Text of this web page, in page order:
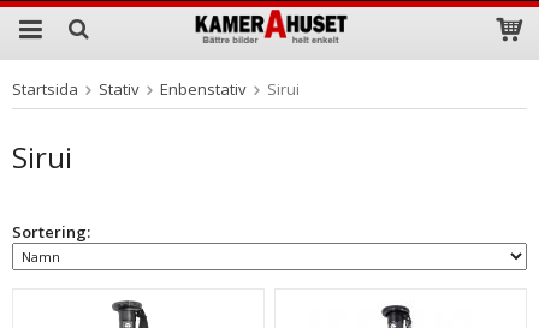
Produkten har blivit tillagd i varukorgen
Startsida Stativ Enbenstativ Sirui
Sirui
Sortering: